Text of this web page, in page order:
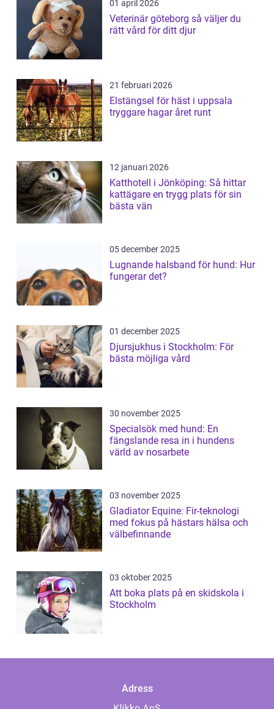
01 april 2026
Veterinär göteborg så väljer du
rätt vård för ditt djur
21 februari 2026
Elstängsel för häst i uppsala
tryggare hagar året runt
12 januari 2026
Katthotell i Jönköping: Så hittar
kattägare en trygg plats för sin
bästa vän
05 december 2025
Lugnande halsband för hund: Hur
fungerar det?
01 december 2025
Djursjukhus i Stockholm: För
bästa möjliga vård
30 november 2025
Specialsök med hund: En
fängslande resa in i hundens
värld av nosarbete
03 november 2025
Gladiator Equine: Fir-teknologi
med fokus på hästars hälsa och
välbefinnande
03 oktober 2025
Att boka plats på en skidskola i
Stockholm
Adress